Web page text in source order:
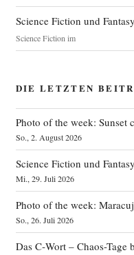
Science Fiction und
Science Fiction im
DIE LETZTEN
Photo of the week: Sunset
So., 2. August 2026
Science Fiction und
Mi., 29. Juli 2026
Photo of the week:
So., 26. Juli 2026
Das C‑Wort – Chaos-Tage